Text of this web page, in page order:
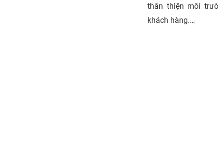
thân thiện môi
khách hàng.